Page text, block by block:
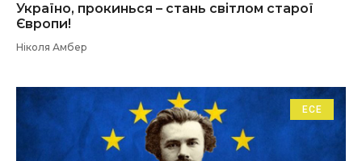
Україно, прокинься – стань світлом старої
Європи!
Ніколя Амбер
ЕСЕ